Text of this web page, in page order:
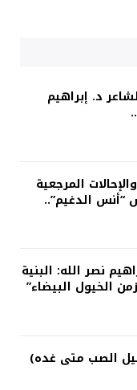
د. إبراهيم
المرجعية
“أنس الدغيم”..
نصر الله: البنية
الخيول البيضاء”
الصب متى غده)